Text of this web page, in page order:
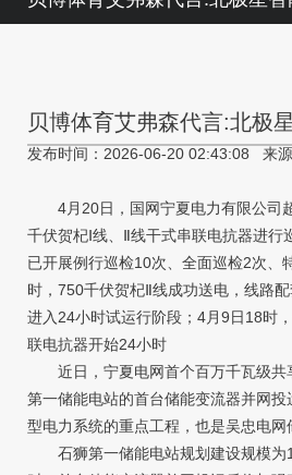
贝博体育艾弗森代言:北极
发布时间：2026-06-20 02:43:08 来源
4月20日，国网宁夏电力有限公司
千伏贺杞Ⅰ线、Ⅱ线干式串联电抗器进行
已开展例行巡检10次、全面巡检2次、
时，750千伏贺杞Ⅱ线成功送电，线路
进入24小时试运行阶段；4月9日18时
联电抗器开始24小时
近日，宁夏电网首个百万千瓦级共
第一储能电站的首台储能变流器并网
型电力系统的重点工程，也是吴忠电网
石狮第一储能电站规划建设规模为